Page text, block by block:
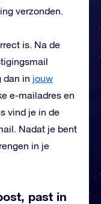
verzonden.
is. Na de
dan in jouw
e-mailadres en
vind je in de
Nadat je bent
in je
past in